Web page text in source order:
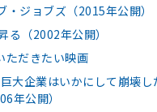
・ジョブズ（2015年公開）
る（2002年公開）
ただきたい映画
大企業はいかにして崩壊し
年公開）